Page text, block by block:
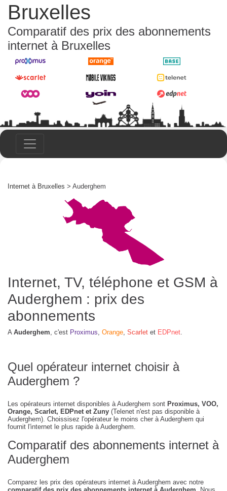
Bruxelles
Comparatif des prix des abonnements
internet à Bruxelles
Internet à Bruxelles > Auderghem
Internet, TV, téléphone et GSM à
Auderghem : prix des
abonnements
A Auderghem , c'est Proximus Orange Scarlet et EDPnet
Quel opérateur internet choisir à
Auderghem ?
Les opérateurs internet disponibles à Auderghem sont Proximus, VOO,
Orange, Scarlet, EDPnet et Zuny (Telenet n'est pas disponible à
Auderghem). Choissisez l'opérateur le moins cher à Auderghem qui
fournit l'internet le plus rapide à Auderghem.
Comparatif des abonnements internet à
Auderghem
Comparez les prix des opérateurs internet à Auderghem avec notre